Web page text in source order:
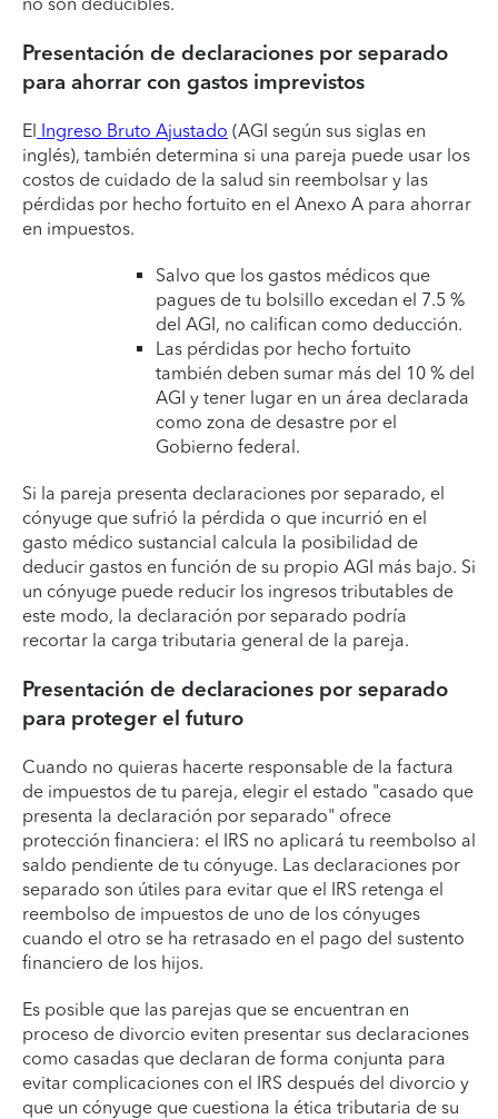
Presentación de declaraciones por separado
para ahorrar con gastos imprevistos
El Ingreso Bruto Ajustado (AGI según sus siglas en
inglés), también determina si una pareja puede usar los
costos de cuidado de la salud sin reembolsar y las
pérdidas por hecho fortuito en el Anexo A para ahorrar
en impuestos.
Salvo que los gastos médicos que
pagues de tu bolsillo excedan el 7.5 %
del AGI, no califican como deducción.
Las pérdidas por hecho fortuito
también deben sumar más del 10 % del
AGI y tener lugar en un área declarada
como zona de desastre por el
Gobierno federal.
Si la pareja presenta declaraciones por separado, el
cónyuge que sufrió la pérdida o que incurrió en el
gasto médico sustancial calcula la posibilidad de
deducir gastos en función de su propio AGI más bajo. Si
un cónyuge puede reducir los ingresos tributables de
este modo, la declaración por separado podría
recortar la carga tributaria general de la pareja.
Presentación de declaraciones por separado
para proteger el futuro
Cuando no quieras hacerte responsable de la factura
de impuestos de tu pareja, elegir el estado "casado que
presenta la declaración por separado" ofrece
protección financiera: el IRS no aplicará tu reembolso al
saldo pendiente de tu cónyuge. Las declaraciones por
separado son útiles para evitar que el IRS retenga el
reembolso de impuestos de uno de los cónyuges
cuando el otro se ha retrasado en el pago del sustento
financiero de los hijos.
Es posible que las parejas que se encuentran en
proceso de divorcio eviten presentar sus declaraciones
como casadas que declaran de forma conjunta para
evitar complicaciones con el IRS después del divorcio y
que un cónyuge que cuestiona la ética tributaria de su